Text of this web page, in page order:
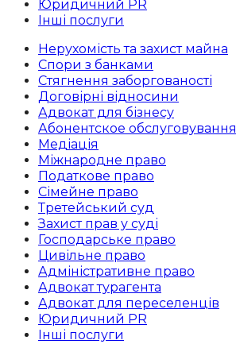
Юридичний PR
Інші послуги
Нерухомість та захист майна
Спори з банками
Стягнення заборгованості
Договірні відносини
Адвокат для бізнесу
Абoнентское обслуговування
Медіація
Міжнародне право
Податкове право
Сімейне право
Третейський суд
Захист прав у суді
Господарське право
Цивільне право
Адміністративне право
Адвокат турагента
Адвокат для переселенців
Юридичний PR
Інші послуги